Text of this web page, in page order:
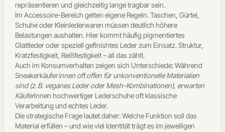
repräsentieren und gleichzeitig lange tragbar sein.
Im Accessoire-Bereich gelten eigene Regeln. Taschen, Gürtel,
Schuhe oder Kleinlederwaren müssen deutlich höhere
Belastungen aushalten. Hier kommt häufig pigmentiertes
Glattleder oder speziell gefinishtes Leder zum Einsatz. Struktur,
Kratzfestigkeit, Reißfestigkeit – all das zählt.
Auch im Konsumverhalten zeigen sich Unterschiede: Während
Sneakerkäuferinnen oft offen für unkonventionelle Materialien
sind (z. B. veganes Leder oder Mesh-Kombinationen), erwarten
Käuferinnen hochwertiger Lederschuhe oft klassische
Verarbeitung und echtes Leder.
Die strategische Frage lautet daher: Welche Funktion soll das
Material erfüllen – und wie viel Identität trägt es im jeweiligen